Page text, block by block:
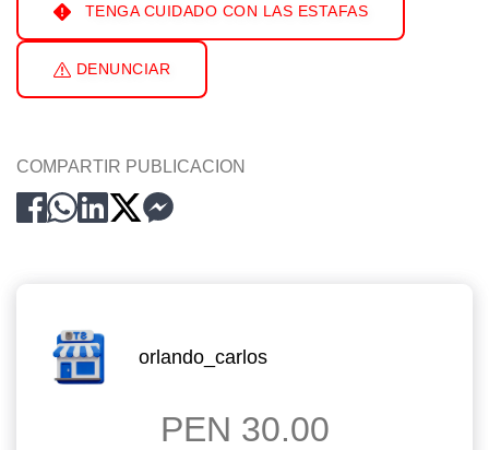
TENGA CUIDADO CON LAS ESTAFAS
DENUNCIAR
COMPARTIR PUBLICACION
orlando_carlos
PEN 30.00